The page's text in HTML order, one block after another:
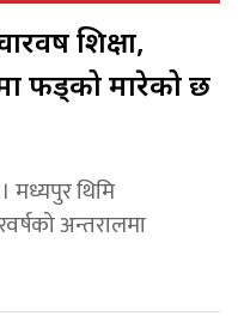
शिक्षा,
फड्को मारेको छ
मध्यपुर थिमि
अन्तरालमा